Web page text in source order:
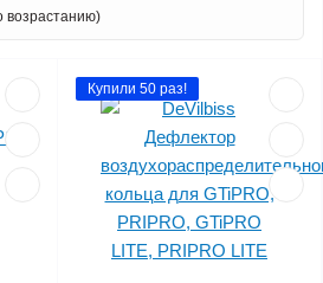
Купили 50 раз!